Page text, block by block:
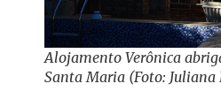
Alojamento Verônica
Santa Maria (Foto: Juliana